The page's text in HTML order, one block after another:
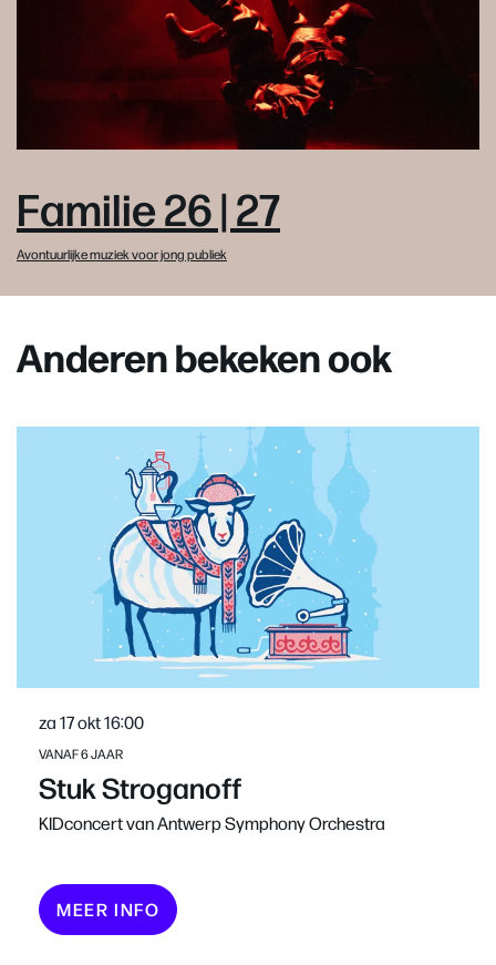
Familie 26 | 27
Avontuurlijke muziek voor jong publiek
Anderen bekeken ook
Stuk Stroganoff
KIDconcert van Antwerp Symphony Orchestra
VANAF 6 JAAR
za 17 okt16:00
MEER INFO